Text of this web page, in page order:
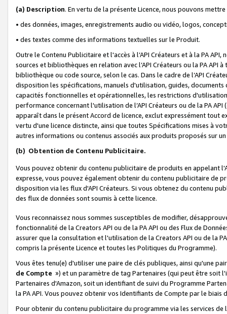
(a) Description. En vertu de la présente Licence, nous pouvons
• des données, images, enregistrements audio ou vidéo, logos,
• des textes comme des informations textuelles sur le Produit.
Outre le Contenu Publicitaire et l'accès à l’API Créateurs et à la PA
sources et bibliothèques en relation avec l’API Créateurs ou la PA
bibliothèque ou code source, selon le cas. Dans le cadre de l’API
disposition les spécifications, manuels d'utilisation, guides,
capacités fonctionnelles et opérationnelles, les restrictions
performance concernant l'utilisation de l’API Créateurs ou de la PA
apparaît dans le présent Accord de licence, exclut expressément tout
vertu d'une licence distincte, ainsi que toutes Spécifications mises à
autres informations ou contenus associés aux produits proposés sur
(b) Obtention de Contenu Publicitaire.
Vous pouvez obtenir du contenu publicitaire de produits en appelant
expresse, vous pouvez également obtenir du contenu publicitaire de
disposition via les flux d'API Créateurs. Si vous obtenez du contenu
des flux de données sont soumis à cette licence.
Vous reconnaissez nous sommes susceptibles de modifier,
fonctionnalité de la Creators API ou de la PA API ou des Flux de
assurer que la consultation et l'utilisation de la Creators API ou de la
compris la présente Licence et toutes les Politiques du Programme).
Vous êtes tenu(e) d'utiliser une paire de clés publiques, ainsi qu'une
de Compte ») et un paramètre de tag Partenaires (qui peut être soit
Partenaires d'Amazon, soit un identifiant de suivi du Programme
la PA API. Vous pouvez obtenir vos Identifiants de Compte par le biais
Pour obtenir du contenu publicitaire du programme via les services